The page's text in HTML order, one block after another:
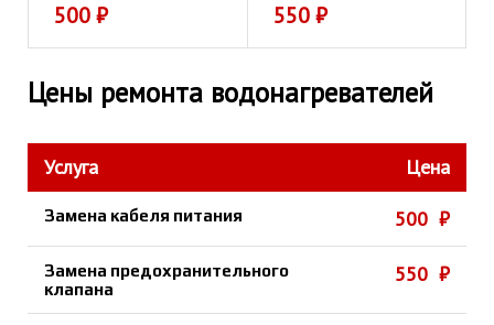
500₽ 550₽
Цены ремонта водонагревателей
Услуга Цена
Замена кабеля питания 500 ₽
Замена предохранительного
клапана
550 ₽